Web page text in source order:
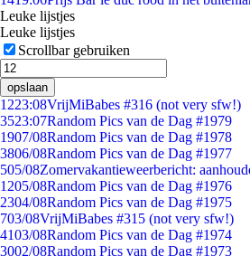
Leuke lijstjes
Leuke lijstjes
Scrollbar gebruiken
opslaan
1223:08VrijMiBabes #316 (not very sfw!)
3523:07Random Pics van de Dag #1979
1907/08Random Pics van de Dag #1978
3806/08Random Pics van de Dag #1977
505/08Zomervakantieweerbericht:
1205/08Random Pics van de Dag #1976
2304/08Random Pics van de Dag #1975
703/08VrijMiBabes #315 (not very sfw!)
4103/08Random Pics van de Dag #1974
3002/08Random Pics van de Dag #1973